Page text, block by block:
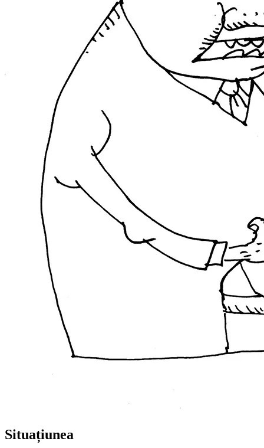
Situațiunea